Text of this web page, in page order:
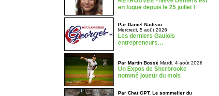
en fugue depuis le 25 juillet !
Par Daniel Nadeau
Mercredi, 5 août 2026
Les derniers Gaulois
entrepreneurs…
Par Martin Bossé Mardi, 4 août 2026
Un Expos de Sherbrooke
nommé joueur du mois
Par Chat GPT, Le sommelier du